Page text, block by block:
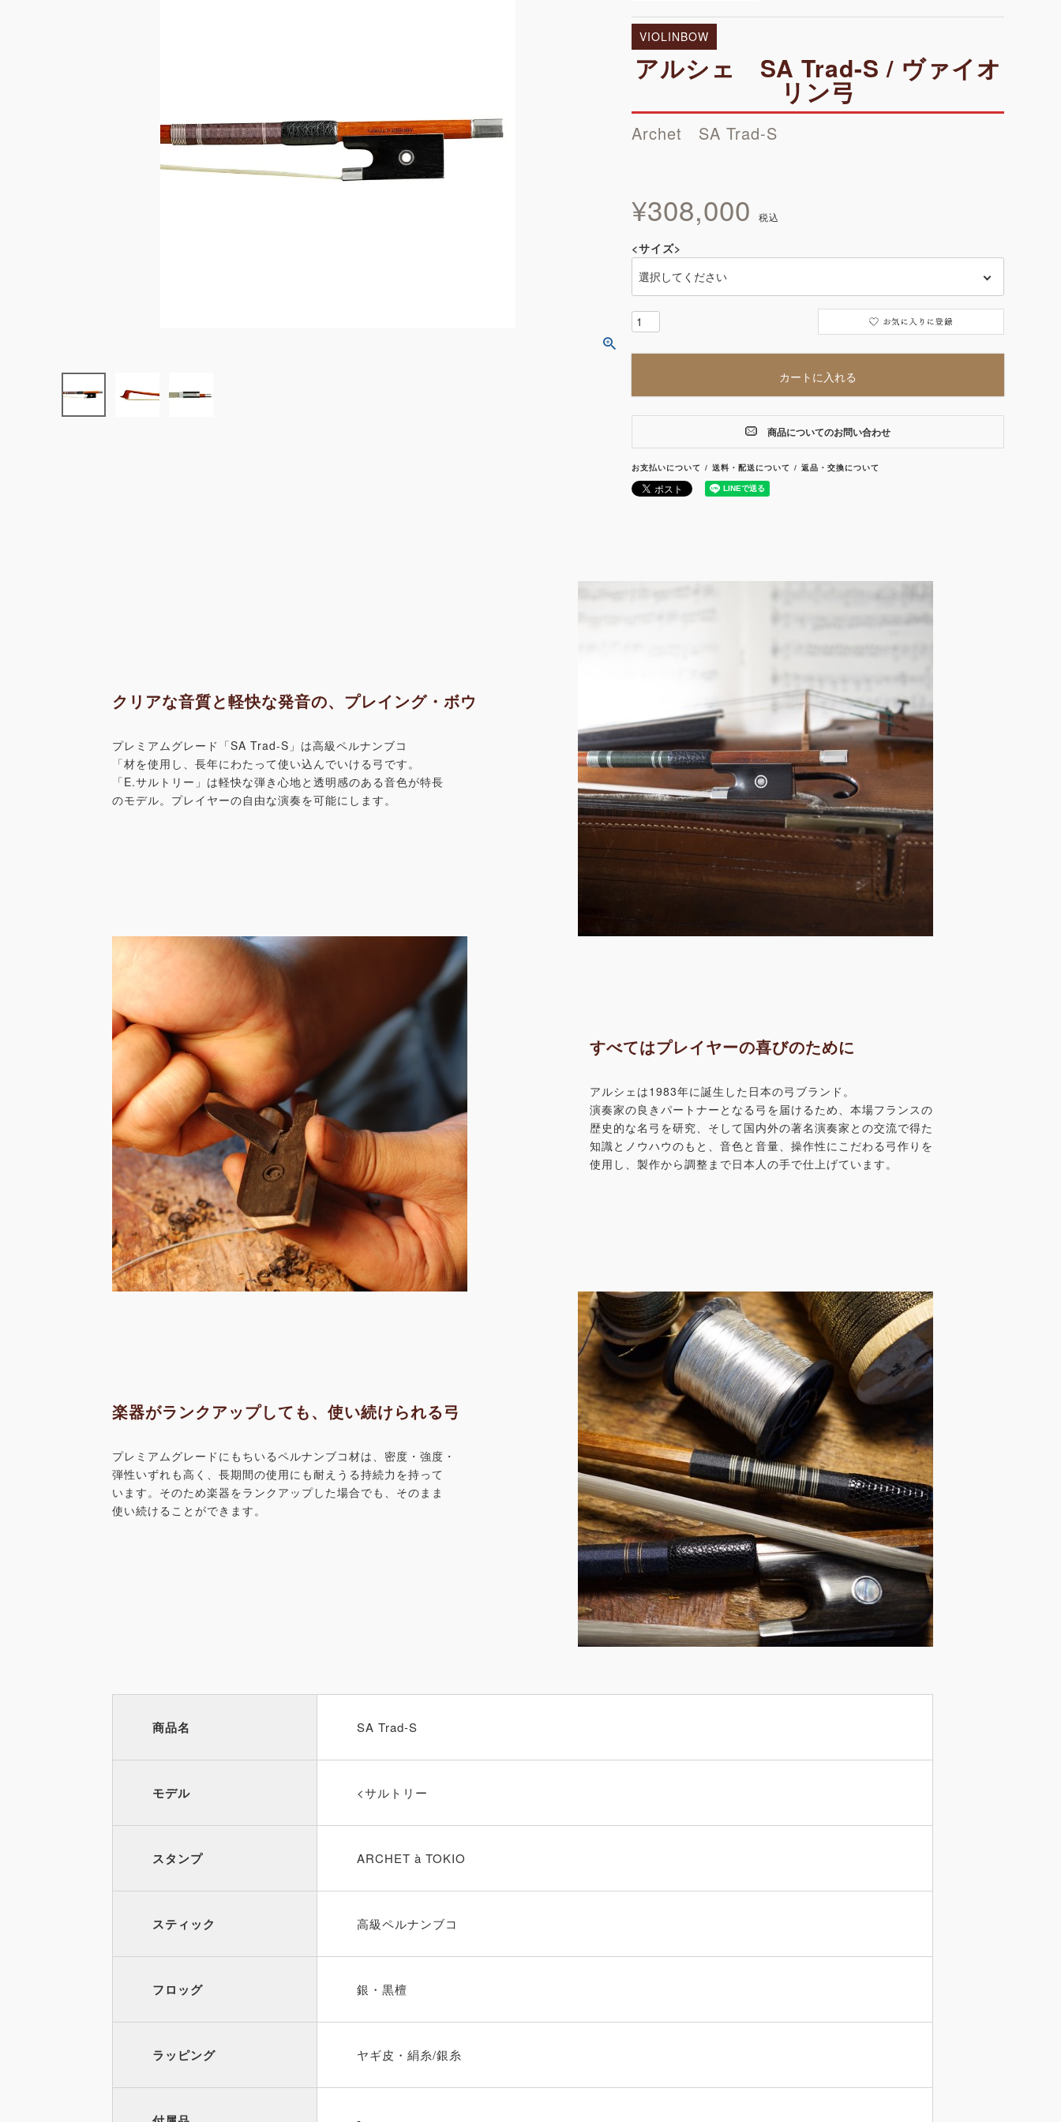
VIOLINBOW
アルシェ SA Trad-S / ヴァイオ
リン弓
Archet SA Trad-S
¥308,000 税込
<サイズ>
カートに入れる
商品についてのお問い合わせ
お支払いについて 送料・配送について 返品・交換について
クリアな音質と軽快な発音の、プレイング・ボウ
プレミアムグレード「SA Trad-S」は高級ペルナンブコ
「材を使用し、長年にわたって使い込んでいける弓です。
「E.サルトリー」は軽快な弾き心地と透明感のある音色が特長
のモデル。プレイヤーの自由な演奏を可能にします。
すべてはプレイヤーの喜びのために
アルシェは1983年に誕生した日本の弓ブランド。
演奏家の良きパートナーとなる弓を届けるため、本場フランスの
歴史的な名弓を研究、そして国内外の著名演奏家との交流で得た
知識とノウハウのもと、音色と音量、操作性にこだわる弓作りを
使用し、製作から調整まで日本人の手で仕上げています。
楽器がランクアップしても、使い続けられる弓
プレミアムグレードにもちいるペルナンブコ材は、密度・強度・
弾性いずれも高く、長期間の使用にも耐えうる持続力を持って
います。そのため楽器をランクアップした場合でも、そのまま
使い続けることができます。
商品名 SA Trad-S
モデル <サルトリー
スタンプ ARCHET à TOKIO
スティック 高級ペルナンブコ
フロッグ 銀・黒檀
ラッピング ヤギ皮・絹糸/銀糸